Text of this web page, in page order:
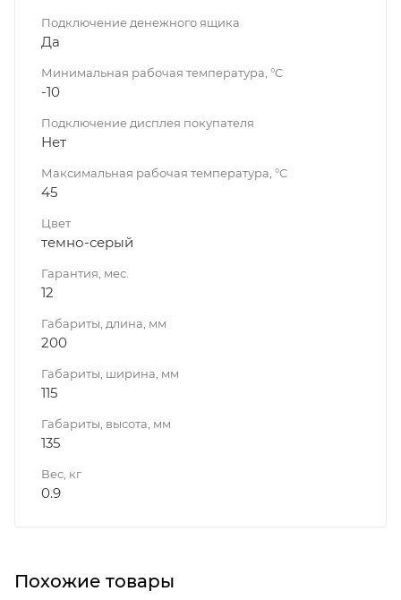
Подключение денежного ящика
Да
Минимальная рабочая температура, °C
-10
Подключение дисплея покупателя
Нет
Максимальная рабочая температура, °C
45
Цвет
темно-серый
Гарантия, мес.
12
Габариты, длина, мм
200
Габариты, ширина, мм
115
Габариты, высота, мм
135
Вес, кг
0.9
Похожие товары